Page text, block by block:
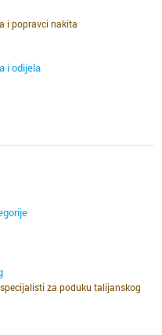
i popravci nakita
i odijela
za poduku talijanskog